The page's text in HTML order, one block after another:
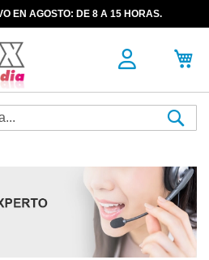
EN AGOSTO: DE 8 A 15 HORAS.